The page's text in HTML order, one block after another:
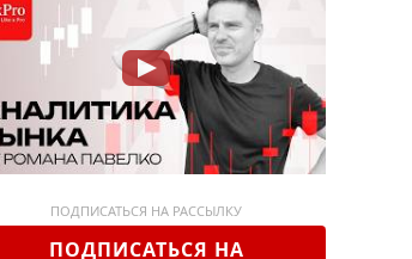
ПОДПИСАТЬСЯ НА РАССЫЛКУ
ПОДПИСАТЬСЯ НА